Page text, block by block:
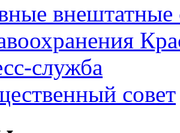
внештатные
служба
совет